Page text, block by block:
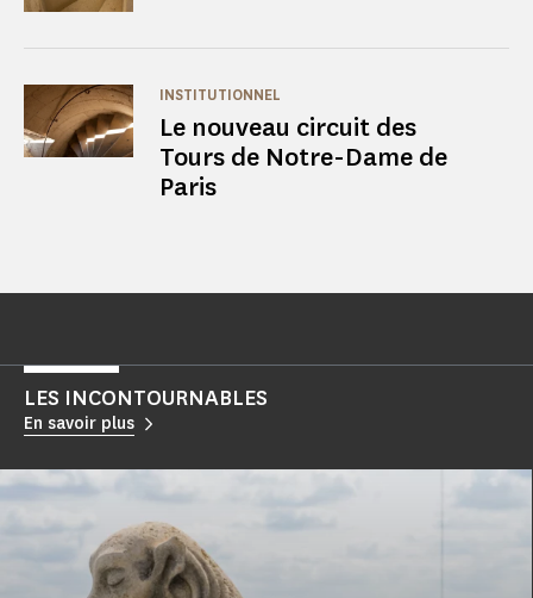
Le nouveau circuit des
Tours de Notre-Dame de
Paris
INSTITUTIONNEL
LES INCONTOURNABLES
En savoir plus